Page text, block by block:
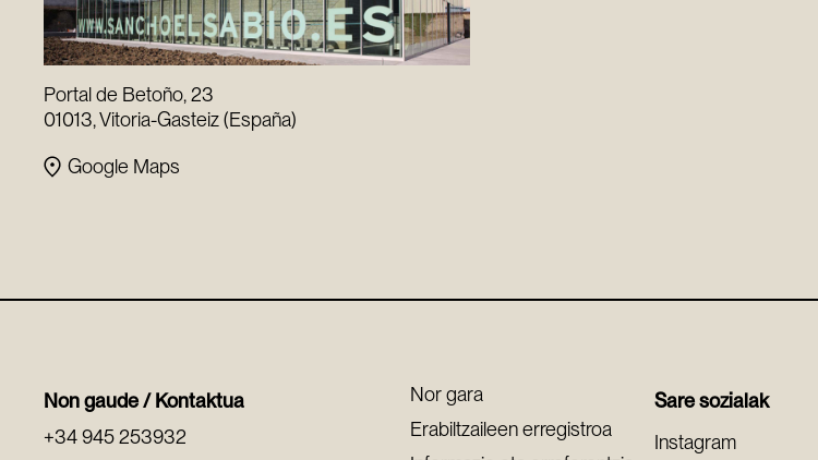
Portal de Betoño, 23
01013, Vitoria-Gasteiz (España)
Google Maps
Non gaude / Kontaktua
+34 945 253932
Nor gara
Erabiltzaileen erregistroa
Sare sozialak
Instagram